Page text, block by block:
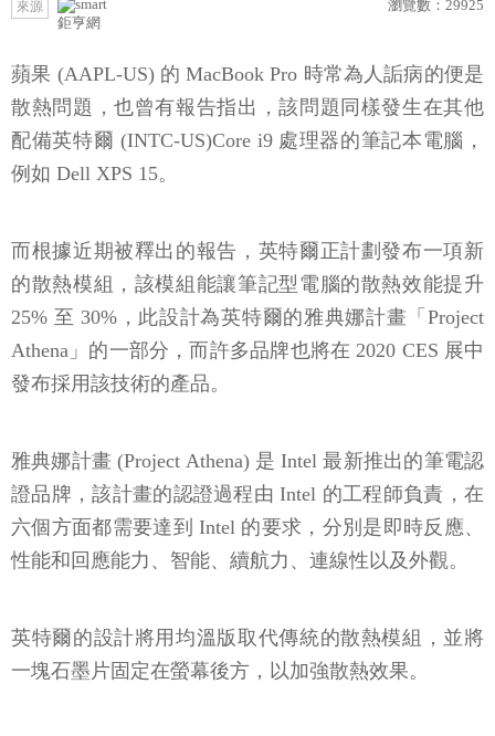
來源
鉅亨網
瀏覽數： 29925
蘋果 (AAPL-US) 的 MacBook Pro 時常為人詬病的便是
散熱問題，也曾有報告指出，該問題同樣發生在其他
配備英特爾 (INTC-US)Core i9 處理器的筆記本電腦，
例如 Dell XPS 15。
而根據近期被釋出的報告，英特爾正計劃發布一項新
的散熱模組，該模組能讓筆記型電腦的散熱效能提升
25% 至 30%，此設計為英特爾的雅典娜計畫「Project
Athena」的一部分，而許多品牌也將在 2020 CES 展中
發布採用該技術的產品。
雅典娜計畫 (Project Athena) 是 Intel 最新推出的筆電認
證品牌，該計畫的認證過程由 Intel 的工程師負責，在
六個方面都需要達到 Intel 的要求，分別是即時反應、
性能和回應能力、智能、續航力、連線性以及外觀。
英特爾的設計將用均溫版取代傳統的散熱模組，並將
一塊石墨片固定在螢幕後方，以加強散熱效果。